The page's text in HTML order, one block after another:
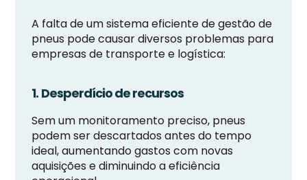
A falta de um sistema eficiente de gestão de
pneus pode causar diversos problemas para
empresas de transporte e logística:
1. Desperdício de recursos
Sem um monitoramento preciso, pneus
podem ser descartados antes do tempo
ideal, aumentando gastos com novas
aquisições e diminuindo a eficiência